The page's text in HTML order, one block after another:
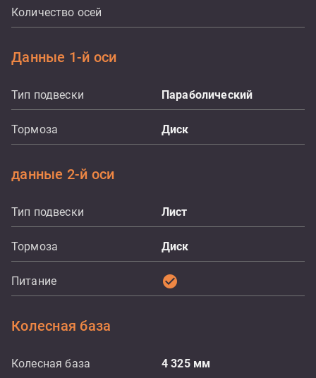
Количество осей
Данные 1-й оси
Тип подвески Параболический
Тормоза Диск
данные 2-й оси
Тип подвески Лист
Тормоза Диск
Питание check_circle
Колесная база
Колесная база 4 325 мм